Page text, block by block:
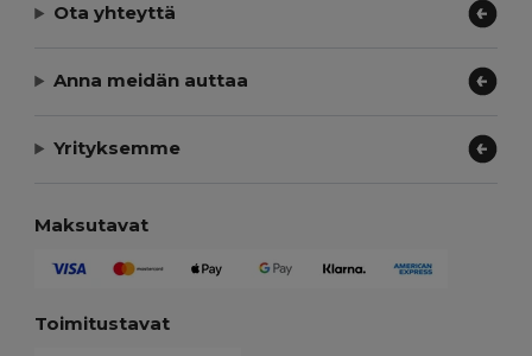
Ota yhteyttä
Anna meidän auttaa
Yrityksemme
Maksutavat
Toimitustavat